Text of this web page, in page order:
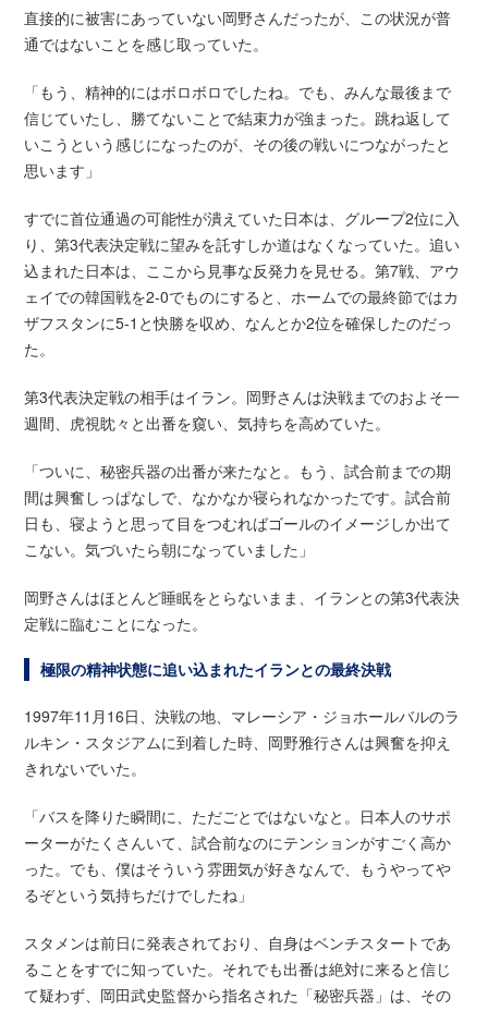
直接的に被害にあっていない岡野さんだったが、この状況が普
通ではないことを感じ取っていた。
「もう、精神的にはボロボロでしたね。でも、みんな最後まで
信じていたし、勝てないことで結束力が強まった。跳ね返して
いこうという感じになったのが、その後の戦いにつながったと
思います」
すでに首位通過の可能性が潰えていた日本は、グループ2位に入
り、第3代表決定戦に望みを託すしか道はなくなっていた。追い
込まれた日本は、ここから見事な反発力を見せる。第7戦、アウ
ェイでの韓国戦を2-0でものにすると、ホームでの最終節ではカ
ザフスタンに5-1と快勝を収め、なんとか2位を確保したのだっ
た。
第3代表決定戦の相手はイラン。岡野さんは決戦までのおよそ一
週間、虎視眈々と出番を窺い、気持ちを高めていた。
「ついに、秘密兵器の出番が来たなと。もう、試合前までの期
間は興奮しっぱなしで、なかなか寝られなかったです。試合前
日も、寝ようと思って目をつむればゴールのイメージしか出て
こない。気づいたら朝になっていました」
岡野さんはほとんど睡眠をとらないまま、イランとの第3代表決
定戦に臨むことになった。
極限の精神状態に追い込まれたイランとの最終決戦
1997年11月16日、決戦の地、マレーシア・ジョホールバルのラ
ルキン・スタジアムに到着した時、岡野雅行さんは興奮を抑え
きれないでいた。
「バスを降りた瞬間に、ただごとではないなと。日本人のサポ
ーターがたくさんいて、試合前なのにテンションがすごく高か
った。でも、僕はそういう雰囲気が好きなんで、もうやってや
るぞという気持ちだけでしたね」
スタメンは前日に発表されており、自身はベンチスタートであ
ることをすでに知っていた。それでも出番は絶対に来ると信じ
て疑わず、岡田武史監督から指名された「秘密兵器」は、その